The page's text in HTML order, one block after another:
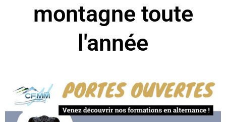
montagne toute
l'année